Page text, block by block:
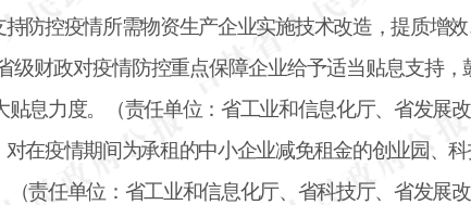
持防控疫情所需物资生产企业实施技术改造，提质增
级财政对疫情防控重点保障企业给予适当贴息支持
息力度。（责任单位：省工业和信息化厅、省发展改
对在疫情期间为承租的中小企业减免租金的创业园、
责任单位：省工业和信息化厅、省科技厅、省发展